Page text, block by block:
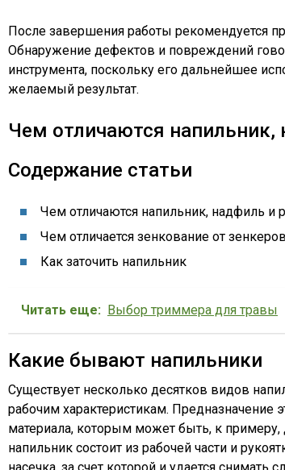
После завершения работы рекомендуется
Обнаружение дефектов и повреждений
инструмента, поскольку его дальнейшее
желаемый результат.
Чем отличаются
Содержание статьи
Чем отличаются напильник, надфиль и
Чем отличается зенкование от
Как заточить напильник
Читать еще: Выбор триммера для травы
Какие бывают напильники
Существует несколько десятков видов
рабочим характеристикам. Предназначение
материала, которым может быть, к
напильник состоит из рабочей части и